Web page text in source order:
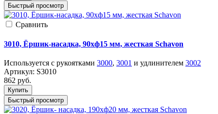
Быстрый просмотр
Cравнить
3010, Ёршик-насадка, 90xф15 мм, жесткая Schavon
Используется с рукоятками 3000, 3001 и удлинителем 3002
Артикул: S3010
862 руб.
Купить
Быстрый просмотр